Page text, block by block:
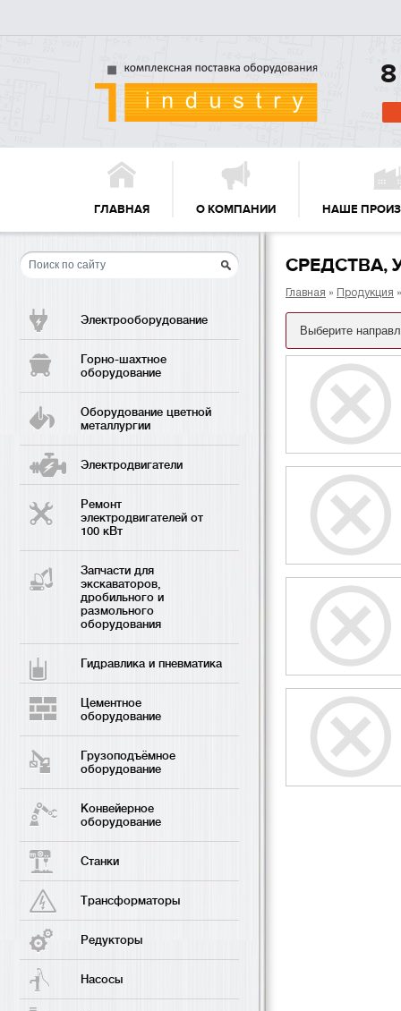
ГЛАВНАЯ О КОМПАНИИ НАШЕ
Электрооборудование
Горно-шахтное
оборудование
Оборудование цветной
металлургии
Электродвигатели
Ремонт
электродвигателей от
100 кВт
Запчасти для
экскаваторов,
дробильного и
размольного
оборудования
Гидравлика и пневматика
Цементное
оборудование
Грузоподъёмное
оборудование
Конвейерное
оборудование
Станки
Трансформаторы
Редукторы
Насосы
СРЕДСТВА,
Главная » Продукция